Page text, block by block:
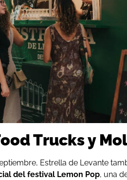
Trucks y
Estrella de Levante
del festival Lemon Pop, una